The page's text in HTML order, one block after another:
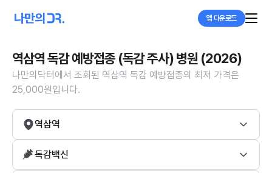
앱 다운로드
역삼역 독감 예방접종 (독감 주사) 병원 (2026)
나만의닥터에서 조회된 역삼역 독감 예방접종의 최저 가격은
25,000원입니다.
역삼역
독감백신